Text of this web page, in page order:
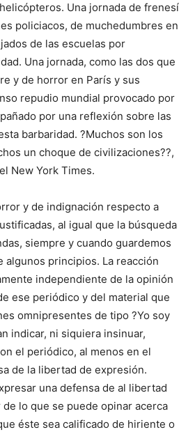
Una jornada de frenesí
policiacos, de muchedumbres en
de las escuelas por
Una jornada, como las dos que
y de horror en París y sus
repudio mundial provocado por
por una reflexión sobre las
barbaridad. ?Muchos son los
un choque de civilizaciones??,
New York Times.
y de indignación respecto a
al igual que la búsqueda
siempre y cuando guardemos
algunos principios. La reacción
independiente de la opinión
ese periódico y del material que
omnipresentes de tipo ?Yo soy
indicar, ni siquiera insinuar,
el periódico, al menos en el
de la libertad de expresión.
una defensa de al libertad
lo que se puede opinar acerca
éste sea calificado de hiriente o